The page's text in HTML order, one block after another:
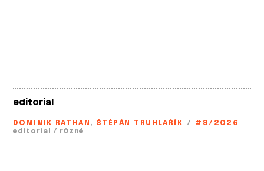
editorial
DOMINIK RATHAN, ŠTĚPÁN TRUHLAŘÍK / #8/2026
editorial / různé